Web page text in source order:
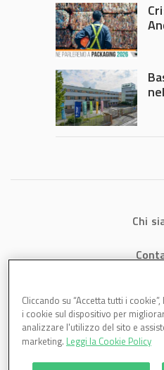
Chi
Cliccando su “Accetta tutti i
i cookie sul dispositivo per
analizzare l'utilizzo del sito e
marketing. Leggi la Cookie Policy